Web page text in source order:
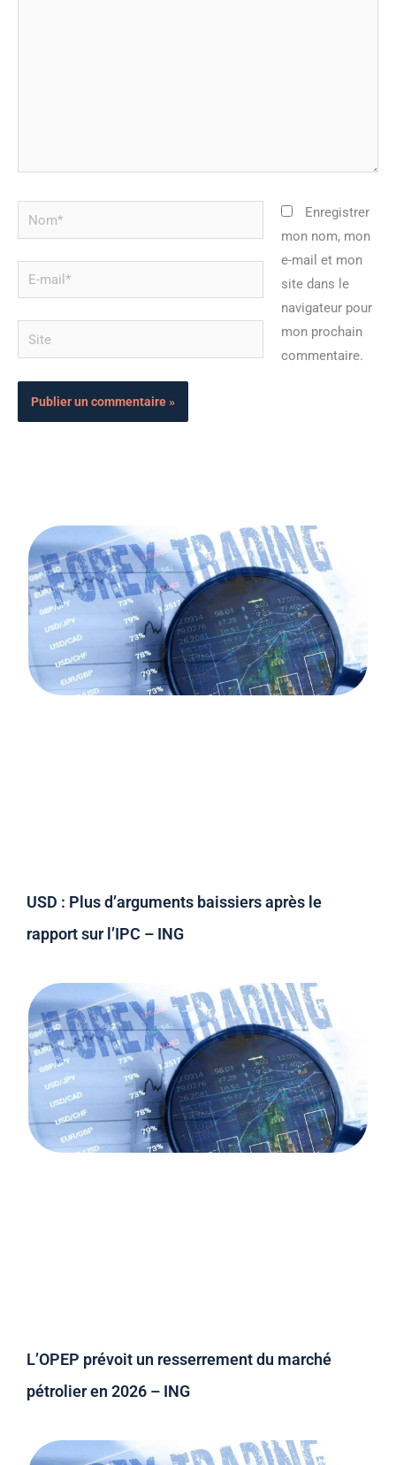
Nom*
mail*
Site
Enregistrer
mon nom, mon
e-mail et mon
site dans le
navigateur pour
mon prochain
commentaire.
USD : Plus d’arguments baissiers après le
rapport sur l’IPC – ING
L’OPEP prévoit un resserrement du marché
pétrolier en 2026 – ING